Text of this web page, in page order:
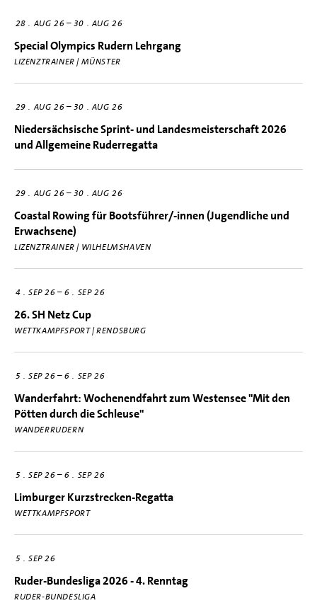
28 AUG 26–30 AUG 26
Special Olympics Rudern Lehrgang
LIZENZTRAINER | MÜNSTER
29 AUG 26–30 AUG 26
Niedersächsische Sprint- und Landesmeisterschaft 2026
und Allgemeine Ruderregatta
29 AUG 26–30 AUG 26
Coastal Rowing für Bootsführer/-innen (Jugendliche und
Erwachsene)
LIZENZTRAINER | WILHELMSHAVEN
4 SEP 26 –6 SEP 26
26. SH Netz Cup
WETTKAMPFSPORT | RENDSBURG
5 SEP 26 –6 SEP 26
Wanderfahrt: Wochenendfahrt zum Westensee "Mit den
Pötten durch die Schleuse"
WANDERRUDERN
5 SEP 26 –6 SEP 26
Limburger Kurzstrecken-Regatta
WETTKAMPFSPORT
5 SEP 26
Ruder-Bundesliga 2026 - 4. Renntag
RUDER-BUNDESLIGA